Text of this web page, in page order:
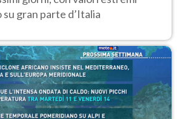
gran parte d’Italia